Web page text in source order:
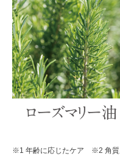
※1 年齢に応じたケア ※2 角